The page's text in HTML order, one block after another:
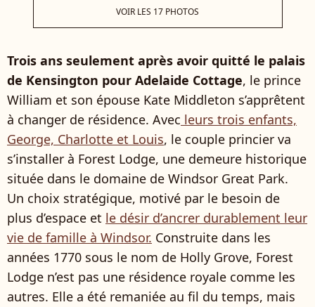
VOIR LES 17 PHOTOS
Trois ans seulement après avoir quitté le palais
de Kensington pour Adelaide Cottage, le prince
William et son épouse Kate Middleton s’apprêtent
à changer de résidence. Avec leurs trois enfants,
George, Charlotte et Louis, le couple princier va
s’installer à Forest Lodge, une demeure historique
située dans le domaine de Windsor Great Park.
Un choix stratégique, motivé par le besoin de
plus d’espace et le désir d’ancrer durablement leur
vie de famille à Windsor. Construite dans les
années 1770 sous le nom de Holly Grove, Forest
Lodge n’est pas une résidence royale comme les
autres. Elle a été remaniée au fil du temps, mais